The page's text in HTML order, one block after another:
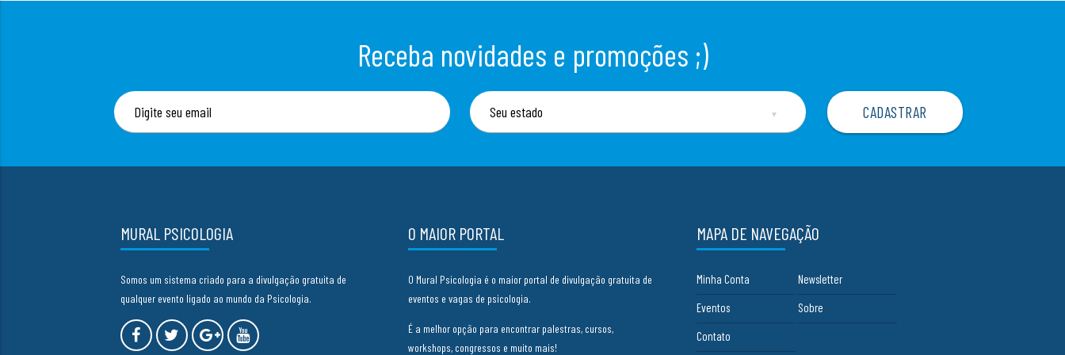
Receba novidades e promoções ;)
▼
MURAL PSICOLOGIA
Somos um sistema criado para a divulgação gratuita de
qualquer evento ligado ao mundo da Psicologia.
O MAIOR PORTAL
O Mural Psicologia é o maior portal de divulgação gratuita de
eventos e vagas de psicologia.
É a melhor opção para encontrar palestras, cursos,
workshops, congressos e muito mais!
MAPA DE NAVEGAÇÃO
Minha Conta
Newsletter
Eventos
Sobre
Contato